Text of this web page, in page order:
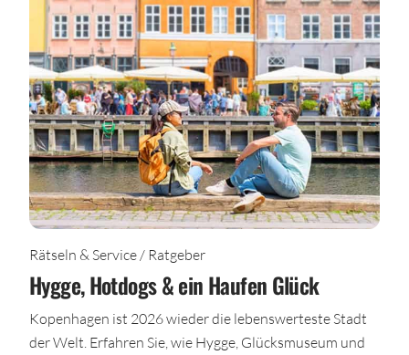
Rätseln & Service / Ratgeber
Hygge, Hotdogs & ein Haufen Glück
Kopenhagen ist 2026 wieder die lebenswerteste Stadt
der Welt. Erfahren Sie, wie Hygge, Glücksmuseum und